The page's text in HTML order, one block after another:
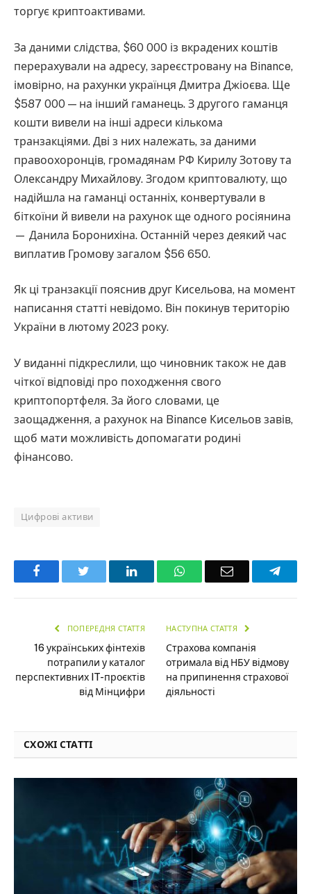
торгує криптоактивами.
За даними слідства, $60 000 із вкрадених коштів
перерахували на адресу, зареєстровану на Binance,
імовірно, на рахунки українця Дмитра Джіоєва. Ще
$587 000 — на інший гаманець. З другого гаманця
кошти вивели на інші адреси кількома
транзакціями. Дві з них належать, за даними
правоохоронців, громадянам РФ Кирилу Зотову та
Олександру Михайлову. Згодом криптовалюту, що
надійшла на гаманці останніх, конвертували в
біткоїни й вивели на рахунок ще одного росіянина
— Данила Боронихіна. Останній через деякий час
виплатив Громову загалом $56 650.
Як ці транзакції пояснив друг Кисельова, на момент
написання статті невідомо. Він покинув територію
України в лютому 2023 року.
У виданні підкреслили, що чиновник також не дав
чіткої відповіді про походження свого
криптопортфеля. За його словами, це
заощадження, а рахунок на Binance Кисельов завів,
щоб мати можливість допомагати родині
фінансово.
Цифрові активи
Facebook LinkedInWhatsAppEmail
ПОПЕРЕДНЯ СТАТТЯ
16 українських фінтехів
потрапили у каталог
перспективних IT-проєктів
від Мінцифри
НАСТУПНА СТАТТЯ
Страхова компанія
отримала від НБУ відмову
на припинення страхової
діяльності
СХОЖІ СТАТТІ